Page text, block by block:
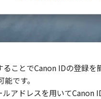
とでCanon IDの登録を
です。
ドレスを用いてCanon